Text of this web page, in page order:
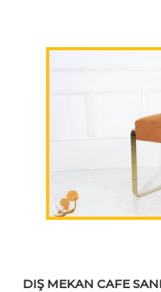
DIŞ MEKAN CAFE